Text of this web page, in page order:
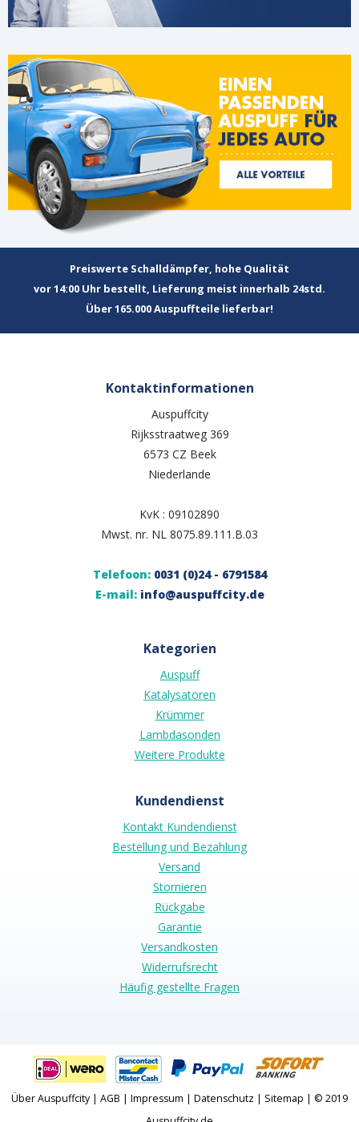
Preiswerte Schalldämpfer, hohe Qualität
vor 14:00 Uhr bestellt, Lieferung meist innerhalb 24std.
Über 165.000 Auspuffteile lieferbar!
Kontaktinformationen
Auspuffcity
Rijksstraatweg 369
6573 CZ Beek
Niederlande
KvK : 09102890
Mwst. nr. NL 8075.89.111.B.03
Telefoon: 0031 (0)24 - 6791584
E-mail: info@auspuffcity.de
Kategorien
Auspuff
Katalysatoren
Krümmer
Lambdasonden
Weitere Produkte
Kundendienst
Kontakt Kundendienst
Bestellung und Bezahlung
Versand
Stornieren
Rückgabe
Garantie
Versandkosten
Widerrufsrecht
Häufig gestellte Fragen
Über Auspuffcity AGB Impressum Datenschutz Sitemap | © 2019